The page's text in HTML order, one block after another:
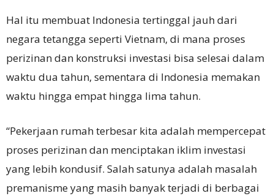
Hal itu membuat Indonesia tertinggal jauh dari
negara tetangga seperti Vietnam, di mana proses
perizinan dan konstruksi investasi bisa selesai dalam
waktu dua tahun, sementara di Indonesia memakan
waktu hingga empat hingga lima tahun.
“Pekerjaan rumah terbesar kita adalah mempercepat
proses perizinan dan menciptakan iklim investasi
yang lebih kondusif. Salah satunya adalah masalah
premanisme yang masih banyak terjadi di berbagai